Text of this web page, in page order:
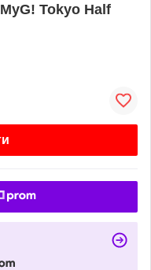
Tokyo Half